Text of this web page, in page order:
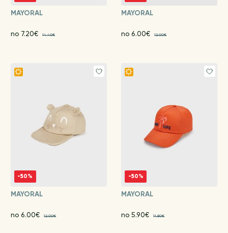
MAYORAL
no 7.20€ 14.40€
MAYORAL
no 6.00€ 12.00€
-50%
MAYORAL
no 6.00€ 12.00€
-50%
MAYORAL
no 5.90€ 11.80€